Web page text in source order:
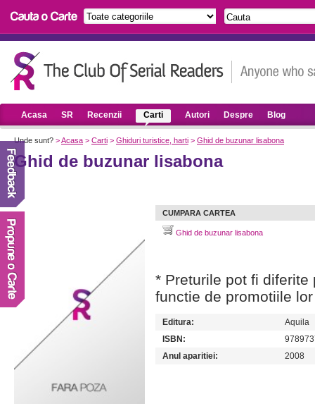
Acasa SR Recenzii Carti Autori Despre Blog
Unde sunt? >Acasa > Carti > Ghiduri turistice, harti > Ghid de buzunar lisabona
Ghid de buzunar lisabona
CUMPARA CARTEA
Ghid de buzunar lisabona
* Preturile pot fi
functie de promotiile
Editura:
Aquila
ISBN:
Anul aparitiei:
2008